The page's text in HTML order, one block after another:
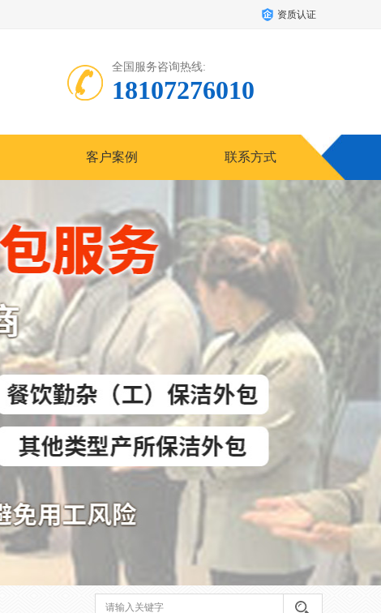
资质认证
全国服务咨询热线:
18107276010
客户案例 联系方式